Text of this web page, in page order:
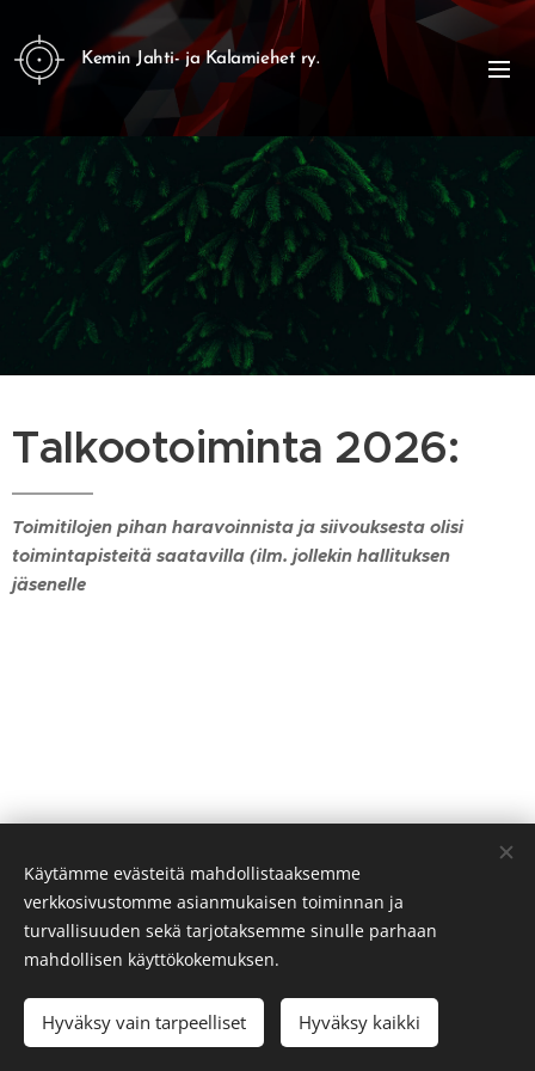
Kemin Jahti- ja Kalamiehet ry.
Talkootoiminta 2026:
Toimitilojen pihan haravoinnista ja siivouksesta olisi
toimintapisteitä saatavilla (ilm. jollekin hallituksen
jäsenelle
Evästeet
Käytämme evästeitä mahdollistaaksemme
verkkosivustomme asianmukaisen toiminnan ja
turvallisuuden sekä tarjotaksemme sinulle parhaan
mahdollisen käyttökokemuksen.
Hyväksy vain tarpeelliset Hyväksy kaikki